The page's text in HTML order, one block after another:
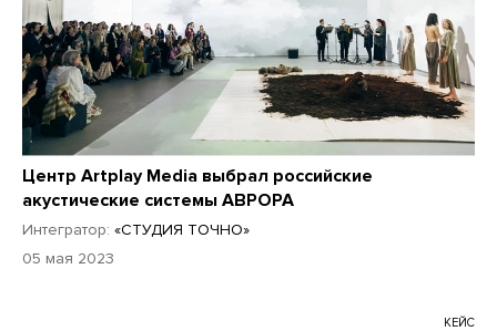
Центр Artplay Media выбрал российские
акустические системы АВРОРА
Интегратор: «СТУДИЯ ТОЧНО»
05 мая 2023
КЕЙС